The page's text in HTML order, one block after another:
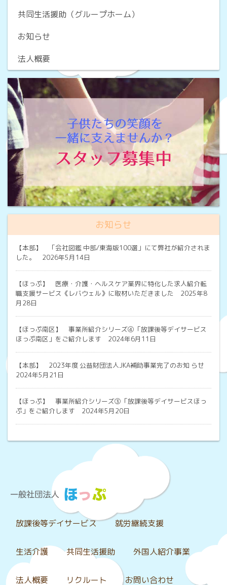
共同生活援助（グループホーム）
お知らせ
法人概要
お知らせ
【本部】
「会社図鑑 中部/東海版100選」にて弊社が紹介されま
した。 2026年5月14日
【ほっぷ】
医療・介護・ヘルスケア業界に特化した求人紹介転
職支援サービス《レバウェル》に取材いただきました 2025年8
月28日
【ほっぷ南区】
事業所紹介シリーズ④「放課後等デイサービス
ほっぷ南区」をご紹介します 2024年6月11日
【本部】
2023年度 公益財団法人JKA補助事業完了のお知 らせ
2024年5月21日
【ほっぷ】
事業所紹介シリーズ③「放課後等デイサービスほっ
ぷ」をご紹介します 2024年5月20日
放課後等デイサービス 就労継続支援
生活介護 共同生活援助 外国人紹介事業
法人概要 リクルート お問い合わせ